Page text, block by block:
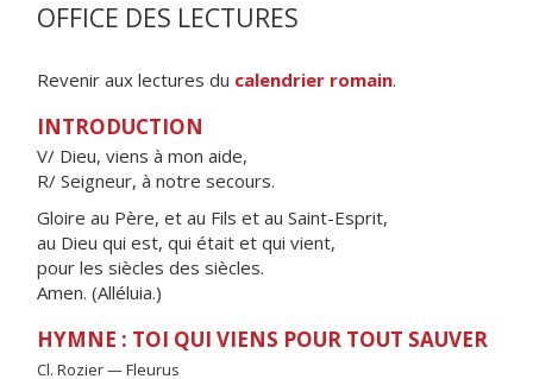
OFFICE DES LECTURES
Revenir aux lectures du calendrier romain.
INTRODUCTION
V/ Dieu, viens à mon aide,
R/ Seigneur, à notre secours.
Gloire au Père, et au Fils et au Saint-Esprit,
au Dieu qui est, qui était et qui vient,
pour les siècles des siècles.
Amen. (Alléluia.)
HYMNE : TOI QUI VIENS POUR TOUT SAUVER
Cl. Rozier — Fleurus